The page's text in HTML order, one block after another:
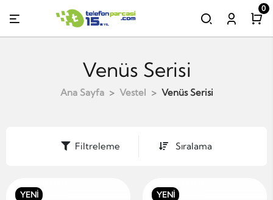
0
Venüs Serisi
Ana Sayfa Vestel Venüs Serisi
Filtreleme Sıralama
YENİ YENİ